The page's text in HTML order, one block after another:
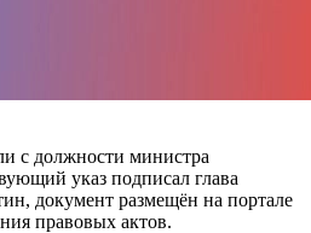
с должности министра
указ подписал глава
документ размещён на портале
правовых актов.